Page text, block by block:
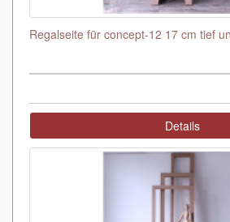
Regalseite für concept-12 17 cm tief
Details